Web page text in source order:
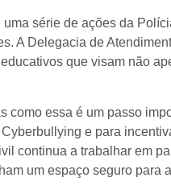
uma série de ações da
A Delegacia de
que visam não
como essa é um passo
e para
continua a trabalhar em
um espaço seguro para